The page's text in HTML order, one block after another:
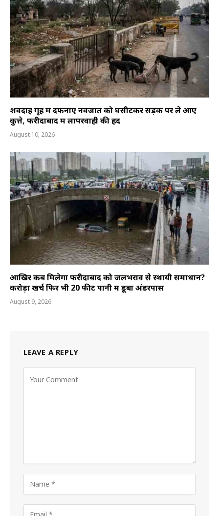
शवदाह गृह में दफनाए नवजात को घसीटकर सड़क पर ले आए
कुत्ते, फरीदाबाद में लापरवाही की हद
August 10, 2026
आखिर कब मिलेगा फरीदाबाद को जलभराव से स्थायी समाधान?
करोड़ों खर्च फिर भी 20 फीट पानी में डूबा अंडरपास
August 9, 2026
LEAVE A REPLY